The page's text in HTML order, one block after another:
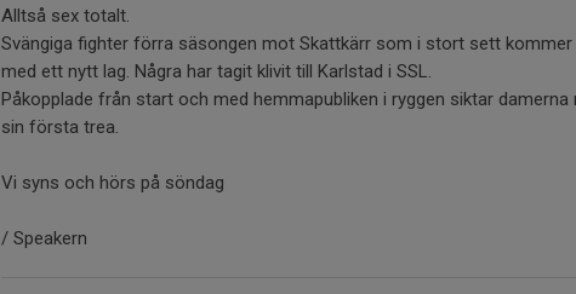
Alltså sex totalt.
Svängiga fighter förra säsongen mot Skattkärr som i stort sett kommer
med ett nytt lag. Några har tagit klivit till Karlstad i SSL.
Påkopplade från start och med hemmapubliken i ryggen siktar damerna
sin första trea.
Vi syns och hörs på söndag
/ Speakern